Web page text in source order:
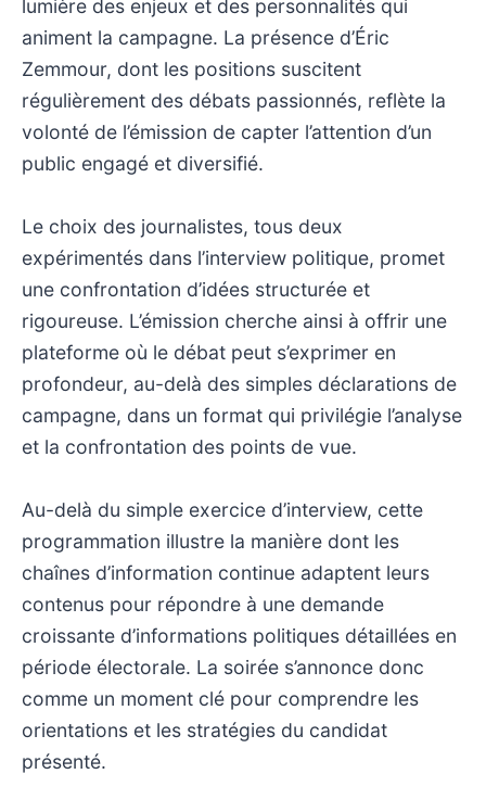
lumière des enjeux et des personnalités qui
animent la campagne. La présence d’Éric
Zemmour, dont les positions suscitent
régulièrement des débats passionnés, reflète la
volonté de l’émission de capter l’attention d’un
public engagé et diversifié.
Le choix des journalistes, tous deux
expérimentés dans l’interview politique, promet
une confrontation d’idées structurée et
rigoureuse. L’émission cherche ainsi à offrir une
plateforme où le débat peut s’exprimer en
profondeur, au-delà des simples déclarations de
campagne, dans un format qui privilégie l’analyse
et la confrontation des points de vue.
Au-delà du simple exercice d’interview, cette
programmation illustre la manière dont les
chaînes d’information continue adaptent leurs
contenus pour répondre à une demande
croissante d’informations politiques détaillées en
période électorale. La soirée s’annonce donc
comme un moment clé pour comprendre les
orientations et les stratégies du candidat
présenté.